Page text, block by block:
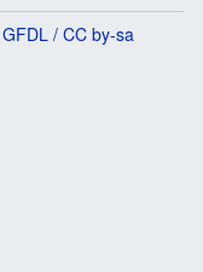
GFDL / CC by-sa